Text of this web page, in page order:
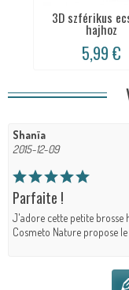
3D szférikus
hajhoz
5,99 €
Shanïa
2015-12-09
Parfaite !
J'adore cette petite brosse
Cosmeto Nature propose